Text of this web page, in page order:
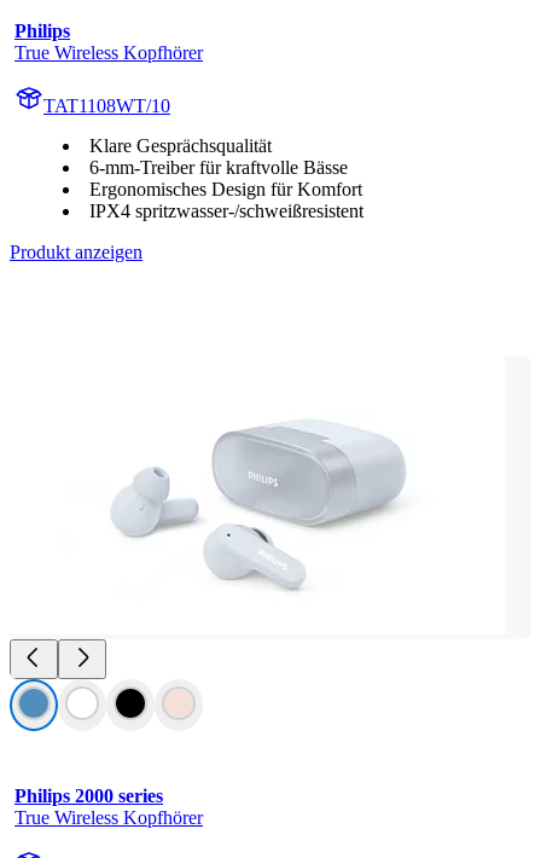
Philips
True Wireless Kopfhörer
TAT1108WT/10
Klare Gesprächsqualität
6-mm-Treiber für kraftvolle Bässe
Ergonomisches Design für Komfort
IPX4 spritzwasser-/schweißresistent
Produkt anzeigen
Philips 2000 series
True Wireless Kopfhörer